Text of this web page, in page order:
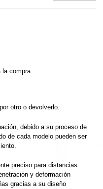
la compra.
otro o devolverlo.
debido a su proceso de
de cada modelo pueden ser
preciso para distancias
y deformación
gracias a su diseño